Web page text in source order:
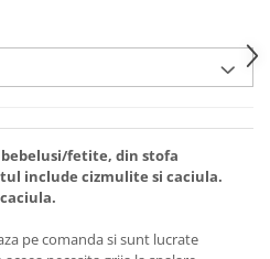
fetite, din stofa
include cizmulite si caciula.
pe comanda si sunt lucrate